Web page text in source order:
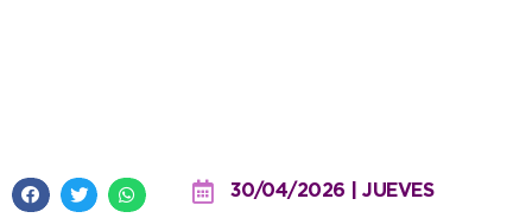
30/04/2026 | JUEVES